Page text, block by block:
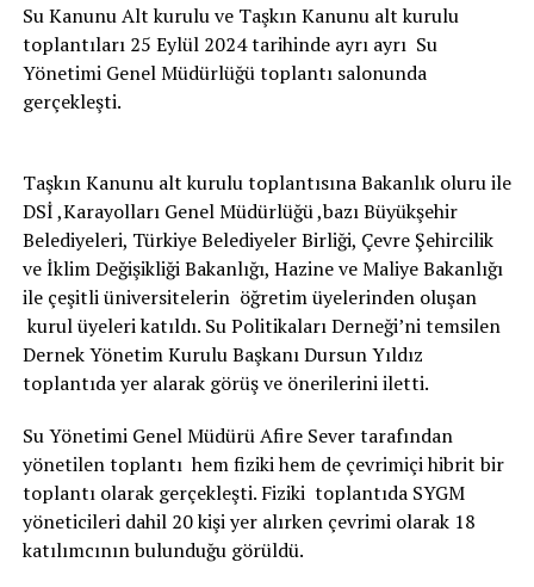
Su Kanunu Alt kurulu ve Taşkın Kanunu alt kurulu
toplantıları 25 Eylül 2024 tarihinde ayrı ayrı Su
Yönetimi Genel Müdürlüğü toplantı salonunda
gerçekleşti.
Taşkın Kanunu alt kurulu toplantısına Bakanlık oluru ile
DSİ ,Karayolları Genel Müdürlüğü ,bazı Büyükşehir
Belediyeleri, Türkiye Belediyeler Birliği, Çevre Şehircilik
ve İklim Değişikliği Bakanlığı, Hazine ve Maliye Bakanlığı
ile çeşitli üniversitelerin öğretim üyelerinden oluşan
kurul üyeleri katıldı. Su Politikaları Derneği’ni temsilen
Dernek Yönetim Kurulu Başkanı Dursun Yıldız
toplantıda yer alarak görüş ve önerilerini iletti.
Su Yönetimi Genel Müdürü Afire Sever tarafından
yönetilen toplantı hem fiziki hem de çevrimiçi hibrit bir
toplantı olarak gerçekleşti. Fiziki toplantıda SYGM
yöneticileri dahil 20 kişi yer alırken çevrimi olarak 18
katılımcının bulunduğu görüldü.